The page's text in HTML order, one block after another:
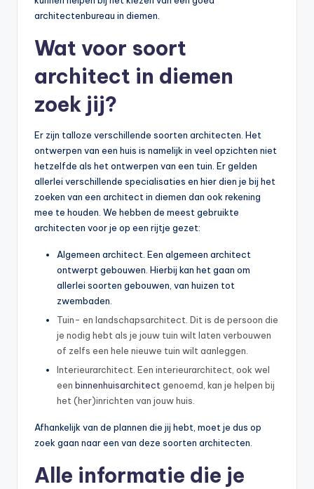
architectenbureau in diemen.
Wat voor soort
architect in diemen
zoek jij?
Er zijn talloze verschillende soorten architecten. Het
ontwerpen van een huis is namelijk in veel opzichten niet
hetzelfde als het ontwerpen van een tuin. Er gelden
allerlei verschillende specialisaties en hier dien je bij het
zoeken van een architect in diemen dan ook rekening
mee te houden. We hebben de meest gebruikte
architecten voor je op een rijtje gezet:
Algemeen architect. Een algemeen architect
ontwerpt gebouwen. Hierbij kan het gaan om
allerlei soorten gebouwen, van huizen tot
zwembaden.
Tuin- en landschapsarchitect. Dit is de persoon die
je nodig hebt als je jouw tuin wilt laten verbouwen
of zelfs een hele nieuwe tuin wilt aanleggen.
Interieurarchitect. Een interieurarchitect, ook wel
een binnenhuisarchitect genoemd, kan je helpen bij
het (her)inrichten van jouw huis.
Afhankelijk van de plannen die jij hebt, moet je dus op
zoek gaan naar een van deze soorten architecten.
Alle informatie die je